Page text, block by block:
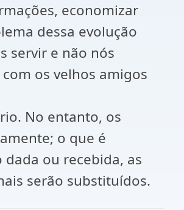
economizar
dessa evolução
servir e não nós
os velhos amigos
No entanto, os
o que é
ou recebida, as
serão substituídos.